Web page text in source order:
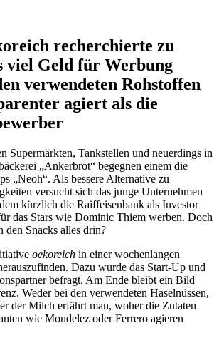
recherchierte zu
viel Geld für Werbung
verwendeten Rohstoffen
agiert als die
Supermärkten, Tankstellen und neuerdings in
„Ankerbrot“ begegnen einem die
„Neoh“. Als bessere Alternative zu
versucht sich das junge Unternehmen
kürzlich die Raiffeisenbank als Investor
das Stars wie Dominic Thiem werben. Doch
Snacks alles drin?
oekoreich in einer wochenlangen
Dazu wurde das Start-Up und
befragt. Am Ende bleibt ein Bild
Weder bei den verwendeten Haselnüssen,
der Milch erfährt man, woher die Zutaten
wie Mondelez oder Ferrero agieren